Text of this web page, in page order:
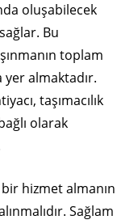
oluşabilecek
Bu
toplam
yer almaktadır.
taşımacılık
olarak
hizmet almanın
Sağlam